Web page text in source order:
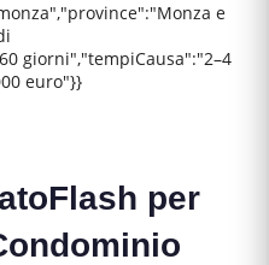
e
giorni","tempiCausa":"2–4
euro"}}
per